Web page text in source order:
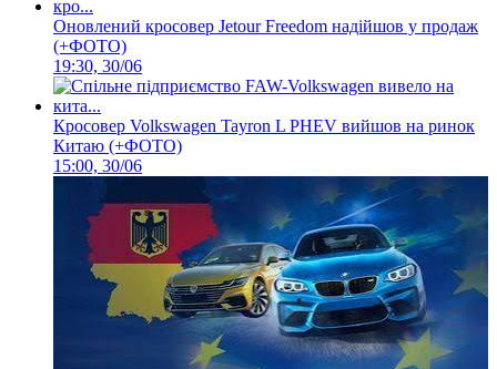
Оновлений кросовер Jetour Freedom надійшов у продаж
(+ФОТО)
19:30, 30/06
Кросовер Volkswagen Tayron L PHEV вийшов на ринок
Китаю (+ФОТО)
15:00, 30/06